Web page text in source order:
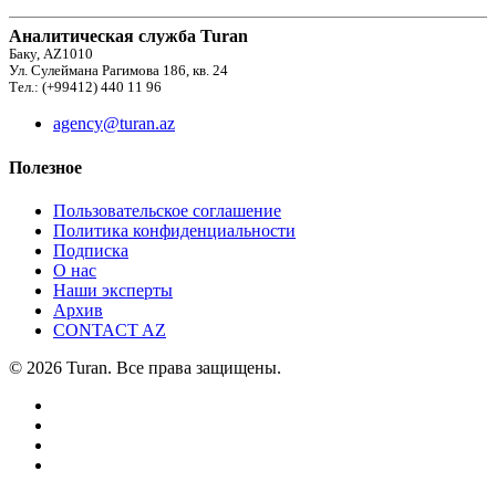
Аналитическая служба Turan
Баку, AZ1010
Ул. Сулеймана Рагимова 186, кв. 24
Тел.: (+99412) 440 11 96
agency@turan.az
Полезное
Пользовательское соглашение
Политика конфиденциальности
Подписка
О нас
Наши эксперты
Архив
CONTACT AZ
© 2026 Turan. Все права защищены.